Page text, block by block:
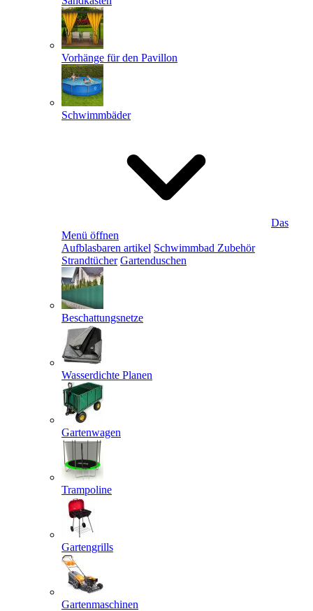
Vorhänge für den Pavillon
Schwimmbäder
Das
Menü öffnen
Aufblasbaren artikel Schwimmbad Zubehör
Strandtücher Gartenduschen
Beschattungsnetze
Wasserdichte Planen
Gartenwagen
Trampoline
Gartengrills
Gartenmaschinen